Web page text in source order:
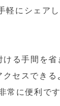
にシェア
る手間を省
セスできる
常に便利です